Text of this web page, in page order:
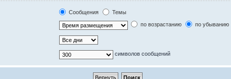
Сообщения
Темы
по возрастанию по убыванию
символов сообщений